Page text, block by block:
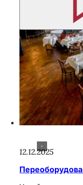
12.12.2025